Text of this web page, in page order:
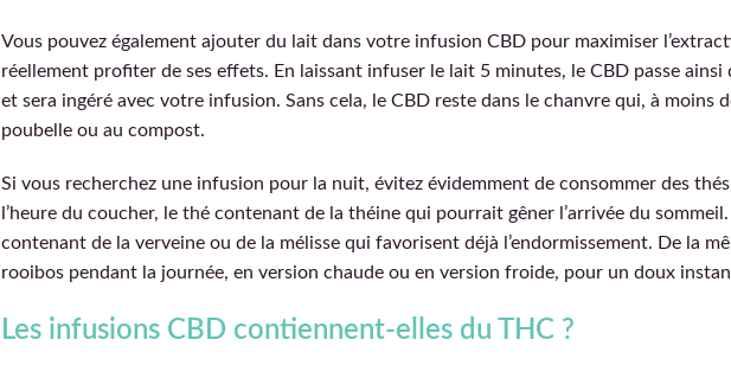
Vous pouvez également ajouter du lait dans votre infusion CBD pour maximiser
réellement profiter de ses effets. En laissant infuser le lait 5 minutes, le CBD passe ainsi
et sera ingéré avec votre infusion. Sans cela, le CBD reste dans le chanvre qui, à moins
poubelle ou au compost.
Si vous recherchez une infusion pour la nuit, évitez évidemment de consommer des
l’heure du coucher, le thé contenant de la théine qui pourrait gêner l’arrivée du
contenant de la verveine ou de la mélisse qui favorisent déjà l’endormissement. De la
rooibos pendant la journée, en version chaude ou en version froide, pour un doux
Les infusions CBD contiennent-elles du THC ?